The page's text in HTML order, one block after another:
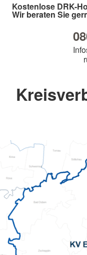
Kostenlose DRK-
Wir beraten Sie